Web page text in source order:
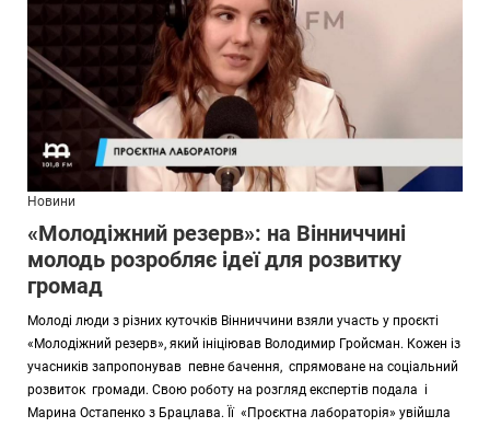
Новини
«Молодіжний резерв»: на Вінниччині
молодь розробляє ідеї для розвитку
громад
Молоді люди з різних куточків Вінниччини взяли участь у проєкті
«Молодіжний резерв», який ініціював Володимир Гройсман. Кожен із
учасників запропонував певне бачення, спрямоване на соціальний
розвиток громади. Свою роботу на розгляд експертів подала і
Марина Остапенко з Брацлава. Її «Проєктна лабораторія» увійшла